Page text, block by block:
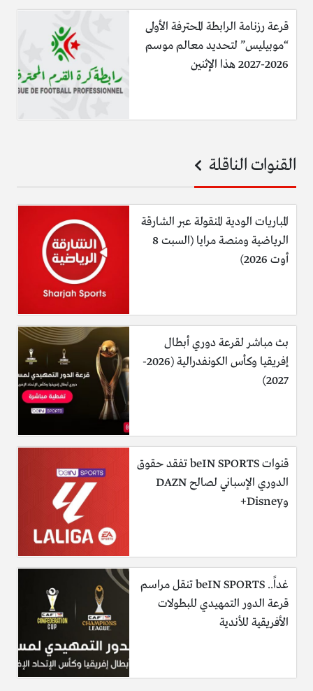
قرعة رزنامة الرابطة المحترفة الأولى
“موبيليس” لتحديد معالم موسم
2026-2027 هذا الإثنين
القنوات الناقلة
المباريات الودية المنقولة عبر الشارقة
الرياضية ومنصة مرايا (السبت 8
أوت 2026)
بث مباشر لقرعة دوري أبطال
إفريقيا وكأس الكونفدرالية (2026-
2027)
قنوات beIN SPORTS تفقد حقوق
الدوري الإسباني لصالح DAZN
وDisney+
غداً.. beIN SPORTS تنقل مراسم
قرعة الدور التمهيدي للبطولات
الأفريقية للأندية